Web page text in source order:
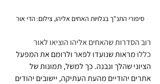
סיפורי התנ"ך בגלויות האחים אליהו, צילום: הדי אור
רוב הסדרות שהאחים אליהו הוציאו לאור
כללו מראות שנועדו לפאר ולרומם את המפעל
הציוני שהלך ונבנה. כך למשל, תמונות של
אתרים יהודיים מהעת העתיקה, יישובים יהודים